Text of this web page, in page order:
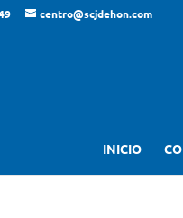
centro@scjdehon.com
INICIO